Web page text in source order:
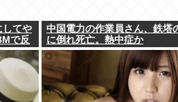
してや
で反
中国電力の作業員さん、鉄塔
に倒れ死亡。熱中症か